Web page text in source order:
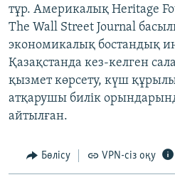
тұр. Америкалық Heritage
The Wall Street Journal
экономикалық бостандық
Қазақстанда кез-келген
қызмет көрсету, күш
атқарушы билік
айтылған.
Бөлісу VPN-сіз оқу